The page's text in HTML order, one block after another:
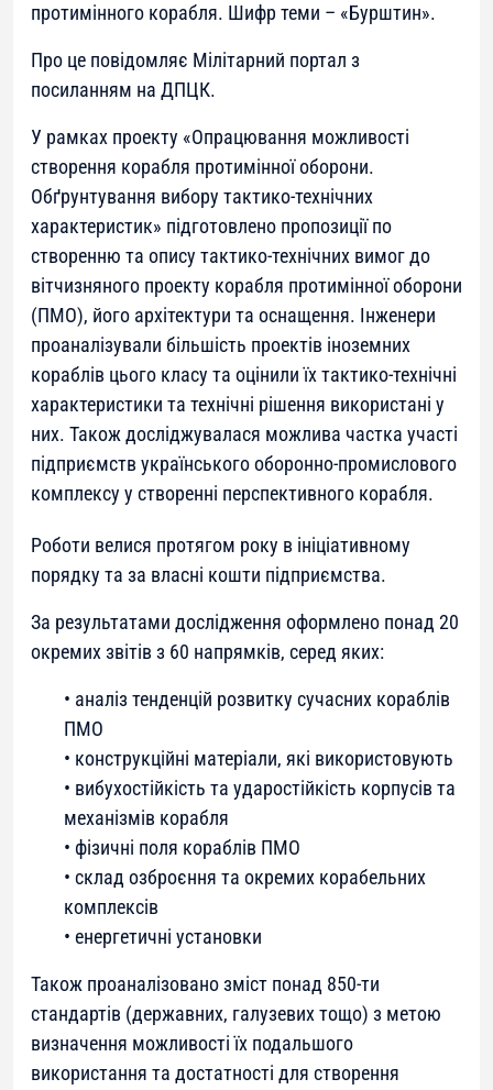
протимінного корабля. Шифр теми – «Бурштин».
Про це повідомляє Мілітарний портал з
посиланням на ДПЦК.
У рамках проекту «Опрацювання можливості
створення корабля протимінної оборони.
Обґрунтування вибору тактико-технічних
характеристик» підготовлено пропозиції по
створенню та опису тактико-технічних вимог до
вітчизняного проекту корабля протимінної оборони
(ПМО), його архітектури та оснащення. Інженери
проаналізували більшість проектів іноземних
кораблів цього класу та оцінили їх тактико-технічні
характеристики та технічні рішення використані у
них. Також досліджувалася можлива частка участі
підприємств українського оборонно-промислового
комплексу у створенні перспективного корабля.
Роботи велися протягом року в ініціативному
порядку та за власні кошти підприємства.
За результатами дослідження оформлено понад 20
окремих звітів з 60 напрямків, серед яких:
• аналіз тенденцій розвитку сучасних кораблів
ПМО
• конструкційні матеріали, які використовують
• вибухостійкість та ударостійкість корпусів та
механізмів корабля
• фізичні поля кораблів ПМО
• склад озброєння та окремих корабельних
комплексів
• енергетичні установки
Також проаналізовано зміст понад 850-ти
стандартів (державних, галузевих тощо) з метою
визначення можливості їх подальшого
використання та достатності для створення